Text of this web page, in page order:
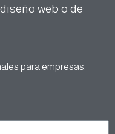
web o de
para empresas,